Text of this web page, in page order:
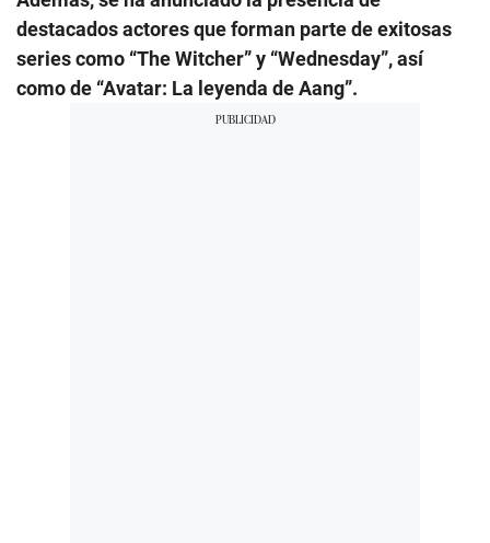
destacados actores que forman parte de exitosas
series como “The Witcher” y “Wednesday”, así
como de “Avatar: La leyenda de Aang”.